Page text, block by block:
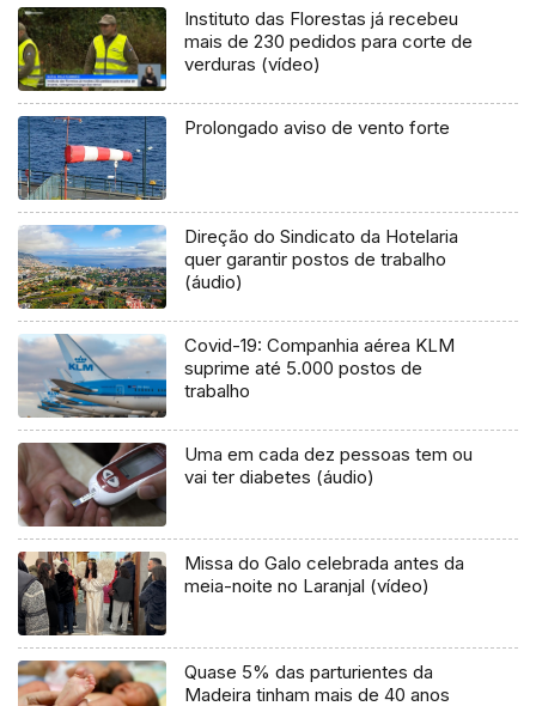
Instituto das Florestas já recebeu
mais de 230 pedidos para corte de
verduras (vídeo)
Prolongado aviso de vento forte
Direção do Sindicato da Hotelaria
quer garantir postos de trabalho
(áudio)
Covid-19: Companhia aérea KLM
suprime até 5.000 postos de
trabalho
Uma em cada dez pessoas tem ou
vai ter diabetes (áudio)
Missa do Galo celebrada antes da
meia-noite no Laranjal (vídeo)
Quase 5% das parturientes da
Madeira tinham mais de 40 anos